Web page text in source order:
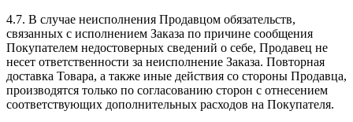
4.7. В случае неисполнения Продавцом обязательств,
связанных с исполнением Заказа по причине сообщения
Покупателем недостоверных сведений о себе, Продавец не
несет ответственности за неисполнение Заказа. Повторная
доставка Товара, а также иные действия со стороны Продавца,
производятся только по согласованию сторон с отнесением
соответствующих дополнительных расходов на Покупателя.